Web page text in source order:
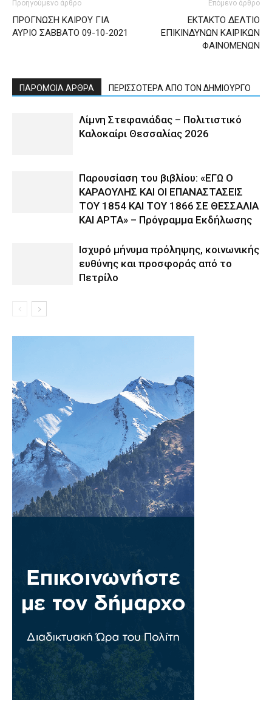
Προηγούμενο άρθρο
ΠΡΟΓΝΩΣΗ ΚΑΙΡΟΥ ΓΙΑ
ΑΥΡΙΟ ΣΑΒΒΑΤΟ 09-10-2021
Επόμενο άρθρο
ΕΚΤΑΚΤΟ ΔΕΛΤΙΟ
ΕΠΙΚΙΝΔΥΝΩΝ ΚΑΙΡΙΚΩΝ
ΦΑΙΝΟΜΕΝΩΝ
ΠΑΡΟΜΟΙΑ ΑΡΘΡΑ ΠΕΡΙΣΣΟΤΕΡΑ ΑΠΟ ΤΟΝ ΔΗΜΙΟΥΡΓΟ
Λίμνη Στεφανιάδας – Πολιτιστικό
Καλοκαίρι Θεσσαλίας 2026
Παρουσίαση του βιβλίου: «ΕΓΩ Ο
ΚΑΡΑΟΥΛΗΣ ΚΑΙ ΟΙ ΕΠΑΝΑΣΤΑΣΕΙΣ
ΤΟΥ 1854 ΚΑΙ ΤΟΥ 1866 ΣΕ ΘΕΣΣΑΛΙΑ
ΚΑΙ ΑΡΤΑ» – Πρόγραμμα Εκδήλωσης
Ισχυρό μήνυμα πρόληψης, κοινωνικής
ευθύνης και προσφοράς από το
Πετρίλο